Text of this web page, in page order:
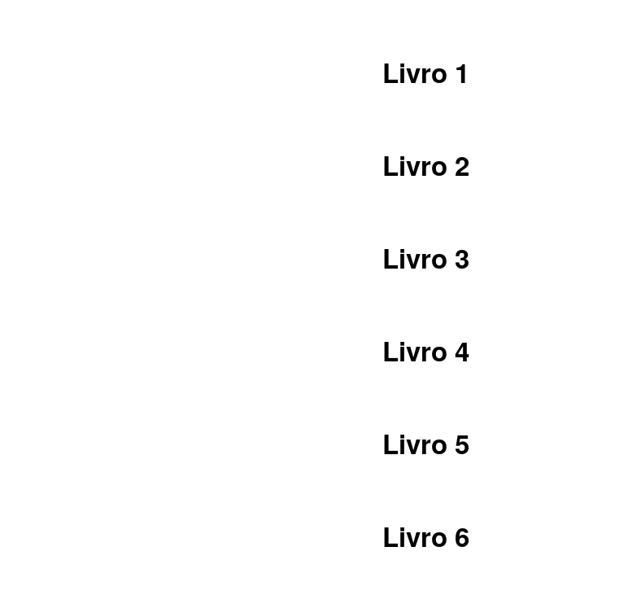
Livro 1
Livro 2
Livro 3
Livro 4
Livro 5
Livro 6